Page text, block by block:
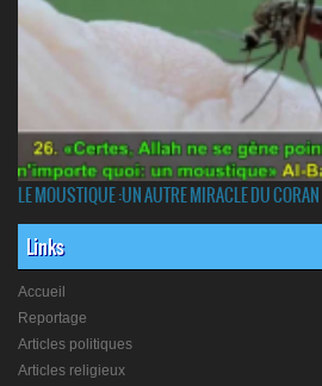
LE MOUSTIQUE :UN AUTRE MIRACLE DU CORAN
Links
Accueil
Reportage
Articles politiques
Articles religieux